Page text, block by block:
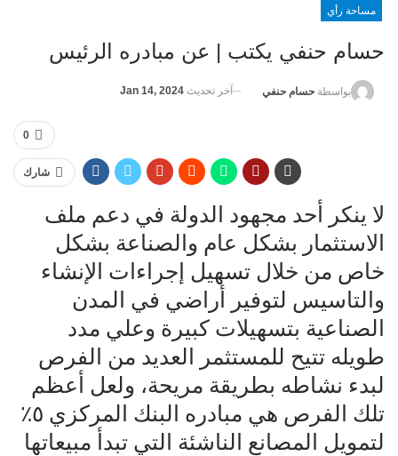
مساحة رأي
حسام حنفي يكتب | عن مبادره الرئيس
بواسطة حسام حنفي آخر تحديث Jan 14, 2024
0
شارك
لا ينكر أحد مجهود الدولة في دعم ملف
الاستثمار بشكل عام والصناعة بشكل
خاص من خلال تسهيل إجراءات الإنشاء
والتاسيس لتوفير أراضي في المدن
الصناعية بتسهيلات كبيرة وعلي مدد
طويله تتيح للمستثمر العديد من الفرص
لبدء نشاطه بطريقة مريحة، ولعل أعظم
تلك الفرص هي مبادره البنك المركزي ٥٪؜
لتمويل المصانع الناشئة التي تبدأ مبيعاتها